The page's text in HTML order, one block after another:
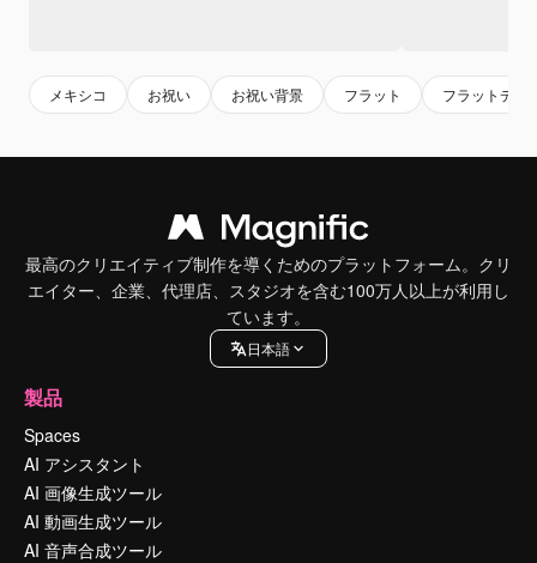
メキシコ お祝い お祝い背景 フラット フラットデザ
最高のクリエイティブ制作を導くためのプラットフォーム。クリ
エイター、企業、代理店、スタジオを含む100万人以上が利用し
ています。
日本語
製品
Spaces
AI アシスタント
AI 画像生成ツール
AI 動画生成ツール
AI 音声合成ツール